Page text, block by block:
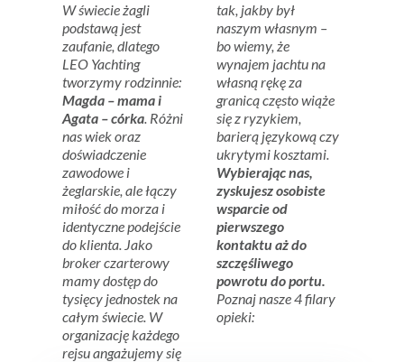
W świecie żagli
podstawą jest
zaufanie, dlatego
LEO Yachting
tworzymy rodzinnie:
Magda – mama i
Agata – córka. Różni
nas wiek oraz
doświadczenie
zawodowe i
żeglarskie, ale łączy
miłość do morza i
identyczne podejście
do klienta. Jako
broker czarterowy
mamy dostęp do
tysięcy jednostek na
całym świecie. W
organizację każdego
rejsu angażujemy się
tak, jakby był
naszym własnym –
bo wiemy, że
wynajem jachtu na
własną rękę za
granicą często wiąże
się z ryzykiem,
barierą językową czy
ukrytymi kosztami.
Wybierając nas,
zyskujesz osobiste
wsparcie od
pierwszego
kontaktu aż do
szczęśliwego
powrotu do portu.
Poznaj nasze 4 filary
opieki: